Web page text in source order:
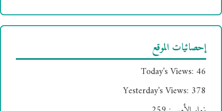
إحصائيات الموقع
Today's Views: 46
Yesterday's Views: 378